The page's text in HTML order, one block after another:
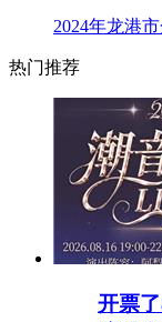
2024年龙港
热门推荐
开票